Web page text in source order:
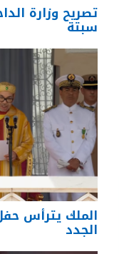
تصريح وزارة
سبتة
الملك يترأس
الجدد